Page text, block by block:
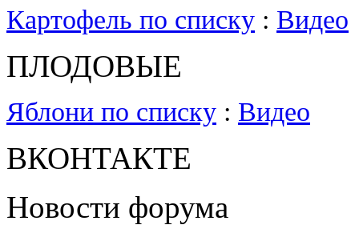
Картофель по списку : Видео
ПЛОДОВЫЕ
Яблони по списку : Видео
ВКОНТАКТЕ
Новости форума